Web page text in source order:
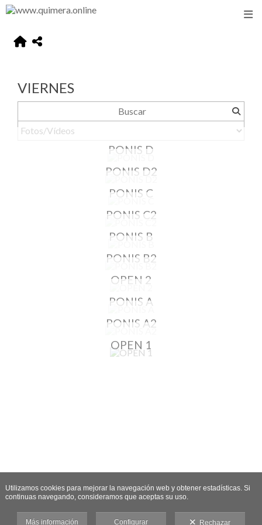
VIERNES
PONIS D
PONIS D2
PONIS C
PONIS C2
PONIS B
PONIS B2
OPEN 2
PONIS A
PONIS A2
OPEN 1
Utilizamos cookies para mejorar la navegación web y obtener estadísticas. Si
continuas navegando, consideramos que aceptas su uso.
Más información Configurar Rechazar